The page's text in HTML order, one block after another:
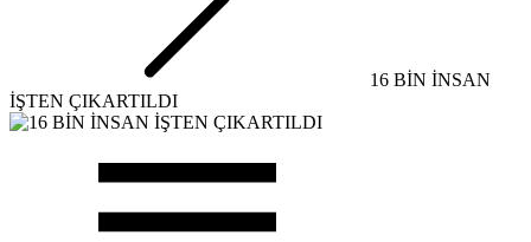
16 BİN İNSAN
İŞTEN ÇIKARTILDI